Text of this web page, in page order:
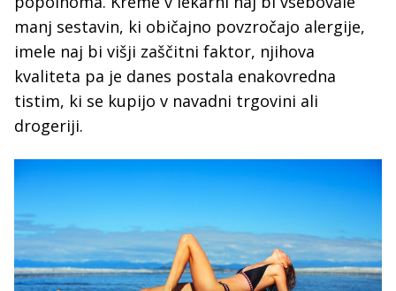
manj sestavin, ki običajno povzročajo alergije,
imele naj bi višji zaščitni faktor, njihova
kvaliteta pa je danes postala enakovredna
tistim, ki se kupijo v navadni trgovini ali
drogeriji.